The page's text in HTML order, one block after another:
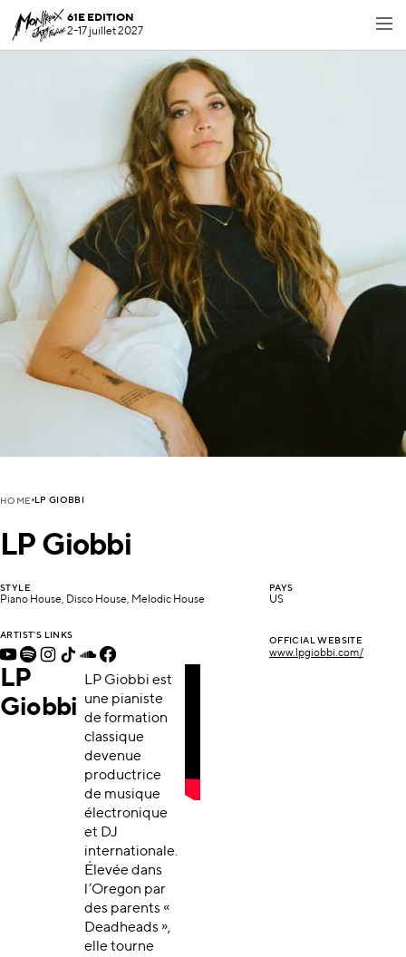
61E EDITION
2-17 juillet 2027
HOME LP GIOBBI
LP Giobbi
STYLE
Piano House, Disco House, Melodic House
PAYS
US
ARTIST'S LINKS
OFFICIAL WEBSITE
www.lpgiobbi.com/
LP
Giobbi
LP Giobbi est
une pianiste
de formation
classique
devenue
productrice
de musique
électronique
et DJ
internationale.
Élevée dans
l’Oregon par
des parents «
Deadheads »,
elle tourne